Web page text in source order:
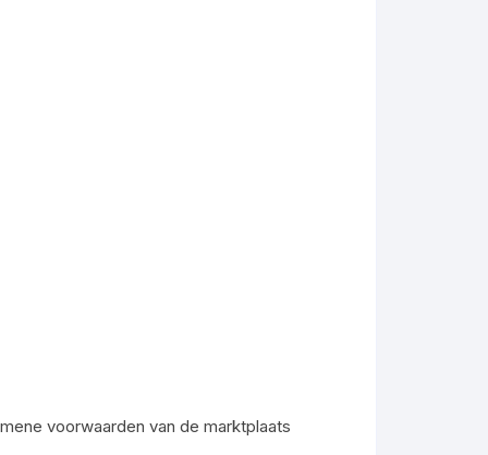
voorwaarden van de marktplaats